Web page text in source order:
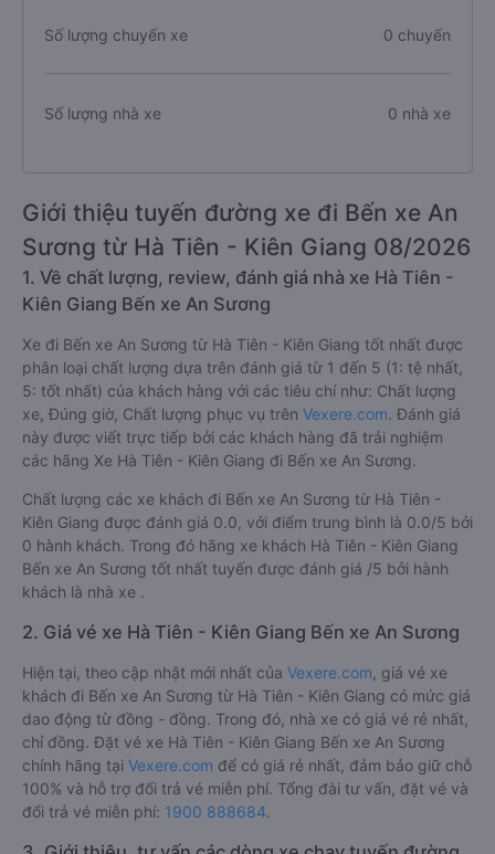
Giá vé trung bình 0 VNĐ
Số lượng chuyến xe 0 chuyến
Giới thiệu tuyến đường xe đi Bến xe An
1. Về chất lượng, review, đánh giá nhà xe Hà Tiên -
Kiên Giang Bến xe An Sương
Xe đi Bến xe An Sương từ Hà Tiên - Kiên Giang tốt nhất được
phân loại chất lượng dựa trên đánh giá từ 1 đến 5 (1: tệ nhất,
5: tốt nhất) của khách hàng với các tiêu chí như: Chất lượng
xe, Đúng giờ, Chất lượng phục vụ trên Vexere.com. Đánh giá
này được viết trực tiếp bởi các khách hàng đã trải nghiệm
các hãng Xe Hà Tiên - Kiên Giang đi Bến xe An Sương.
Chất lượng các xe khách đi Bến xe An Sương từ Hà Tiên -
Kiên Giang được đánh giá 0.0, với điểm trung bình là 0.0/5 bởi
0 hành khách. Trong đó hãng xe khách Hà Tiên - Kiên Giang
Bến xe An Sương tốt nhất tuyến được đánh giá /5 bởi hành
khách là nhà xe .
2. Giá vé xe Hà Tiên - Kiên Giang Bến xe An Sương
Hiện tại, theo cập nhật mới nhất củaVexere.com , giá vé xe
khách đi Bến xe An Sương từ Hà Tiên - Kiên Giang có mức giá
dao động từ đồng - đồng. Trong đó, nhà xe có giá vé rẻ nhất,
chỉ đồng. Đặt vé xe Hà Tiên - Kiên Giang Bến xe An Sương
chính hãng tại Vexere.com để có giá rẻ nhất, đảm bảo giữ chỗ